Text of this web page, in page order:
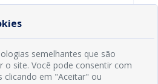
semelhantes que são
o site. Você pode consentir com
clicando em "Aceitar" ou